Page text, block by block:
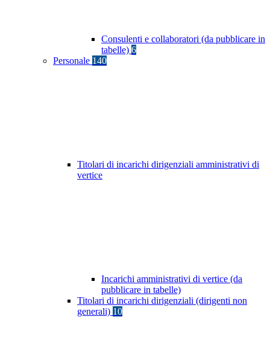
Consulenti e collaboratori (da pubblicare in
tabelle) 6
Personale 140
Titolari di incarichi dirigenziali amministrativi di
vertice
Incarichi amministrativi di vertice (da
pubblicare in tabelle)
Titolari di incarichi dirigenziali (dirigenti non
generali) 10